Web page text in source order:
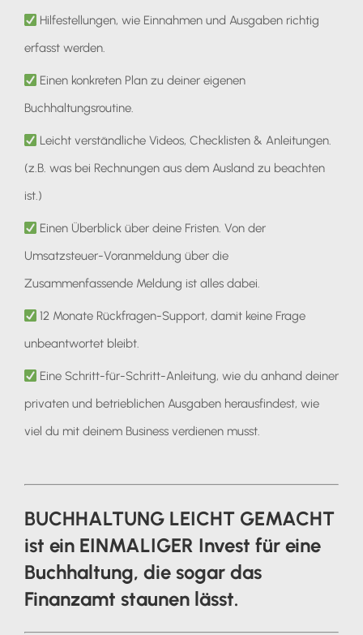
Hilfestellungen, wie Einnahmen und Ausgaben richtig
erfasst werden.
Einen konkreten Plan zu deiner eigenen
Buchhaltungsroutine.
Leicht verständliche Videos, Checklisten & Anleitungen.
(z.B. was bei Rechnungen aus dem Ausland zu beachten
ist.)
Einen Überblick über deine Fristen. Von der
Umsatzsteuer-Voranmeldung über die
Zusammenfassende Meldung ist alles dabei.
12 Monate Rückfragen-Support, damit keine Frage
unbeantwortet bleibt.
Eine Schritt-für-Schritt-Anleitung, wie du anhand deiner
privaten und betrieblichen Ausgaben herausfindest, wie
viel du mit deinem Business verdienen musst.
BUCHHALTUNG LEICHT GEMACHT
ist ein EINMALIGER Invest für eine
Buchhaltung, die sogar das
Finanzamt staunen lässt.